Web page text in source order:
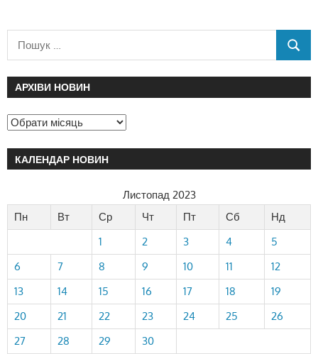
АРХІВИ НОВИН
КАЛЕНДАР НОВИН
Листопад 2023
Пн
Вт Ср Чт Пт Сб
Нд
1
2 3 4
5
6
7 8 9 10 11
12
13
14 15 16 17 18
19
20
21 22 23 24 25
26
27
28 29 30